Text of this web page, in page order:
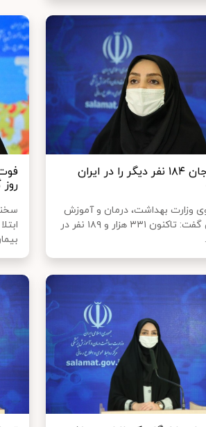
کرونا جان ۱۸۴ نفر دیگر را در ایران
وزارت بهداشت، درمان و آموزش
پزشکی گفت: تاکنون ۳۳۱ هزار و ۱۸۹ نفر در